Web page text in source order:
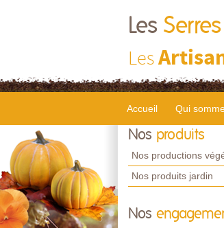
Les
Les
Accueil Qui
Nos produits
Nos productions
Nos produits jardin
Nos